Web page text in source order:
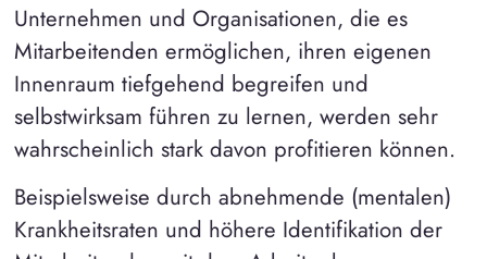
Unternehmen und Organisationen, die es
Mitarbeitenden ermöglichen, ihren eigenen
Innenraum tiefgehend begreifen und
selbstwirksam führen zu lernen, werden sehr
wahrscheinlich stark davon profitieren können.
Beispielsweise durch abnehmende (mentalen)
Krankheitsraten und höhere Identifikation der